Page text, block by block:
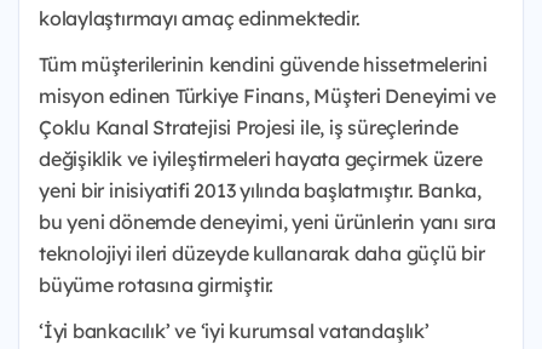
kolaylaştırmayı amaç edinmektedir.
Tüm müşterilerinin kendini güvende hissetmelerini
misyon edinen Türkiye Finans, Müşteri Deneyimi ve
Çoklu Kanal Stratejisi Projesi ile, iş süreçlerinde
değişiklik ve iyileştirmeleri hayata geçirmek üzere
yeni bir inisiyatifi 2013 yılında başlatmıştır. Banka,
bu yeni dönemde deneyimi, yeni ürünlerin yanı sıra
teknolojiyi ileri düzeyde kullanarak daha güçlü bir
büyüme rotasına girmiştir.
‘İyi bankacılık’ ve ‘iyi kurumsal vatandaşlık’